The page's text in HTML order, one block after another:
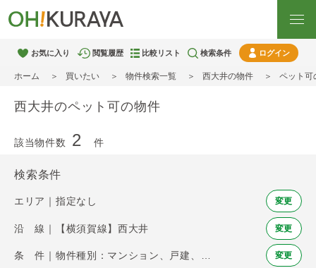
お気に入り 閲覧履歴 比較リスト 検索条件 ログイン
ホーム 買いたい 物件検索一覧 西大井の物件 ペット可
西大井のペット可の物件
該当物件数 2 件
検索条件
エリア｜指定なし 変更
沿 線｜【横須賀線】西大井 変更
変更